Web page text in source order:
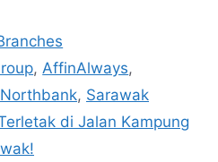
,AffinAlways,
Northbank, Sarawak
di Jalan Kampung